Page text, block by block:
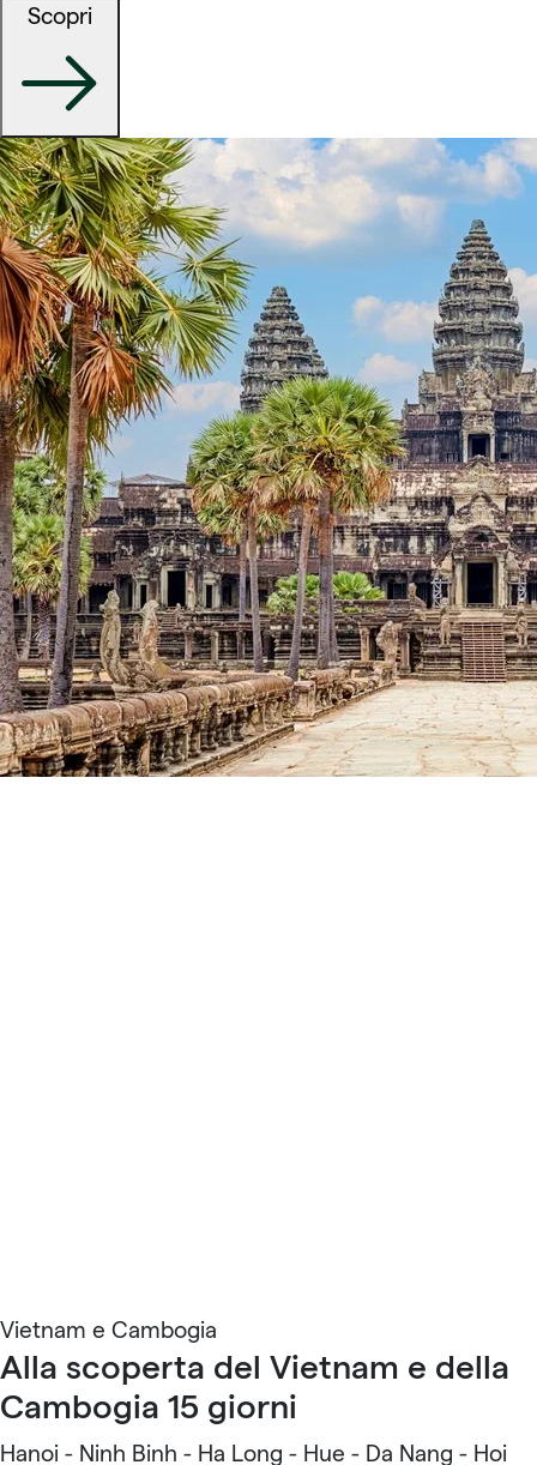
Scopri
Vietnam e Cambogia
Alla scoperta del Vietnam e della
Cambogia 15 giorni
Hanoi - Ninh Binh - Ha Long - Hue - Da Nang - Hoi